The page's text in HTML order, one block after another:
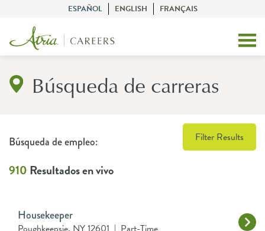
ESPAÑOL ENGLISH FRANÇAIS
Búsqueda de carreras
Búsqueda de empleo: Filter Results
910 Resultados en vivo
Housekeeper